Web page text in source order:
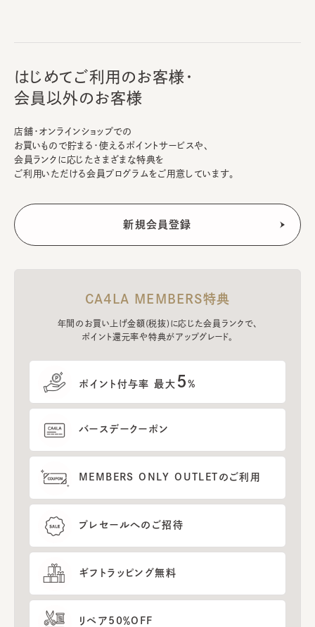
はじめてご利用のお客様・
会員以外のお客様
店舗・オンラインショップでの
お買いもので貯まる・使えるポイントサービスや、
会員ランクに応じたさまざまな特典を
ご利用いただける会員プログラムをご用意しています。
CA4LA MEMBERS特典
年間のお買い上げ金額(税抜)に応じた会員ランクで、
ポイント還元率や特典がアップグレード。
ポイント付与率 最大 5%
バースデークーポン
MEMBERS ONLY OUTLETのご利用
プレセールへのご招待
ギフトラッピング無料
リペア50％OFF